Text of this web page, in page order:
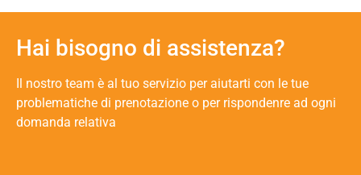
Hai bisogno di assistenza?
Il nostro team è al tuo servizio per aiutarti con le tue
problematiche di prenotazione o per rispondenre ad ogni
domanda relativa